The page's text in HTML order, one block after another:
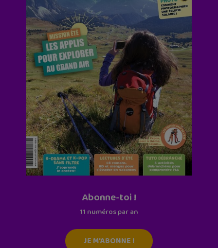
Abonne-toi !
11 numéros par an
JE M'ABONNE !